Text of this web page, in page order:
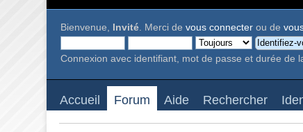
Bienvenue, Invité. Merci devous connecter ou de
Connexion avec identifiant, mot de passe et durée de
Accueil Forum Aide Rechercher